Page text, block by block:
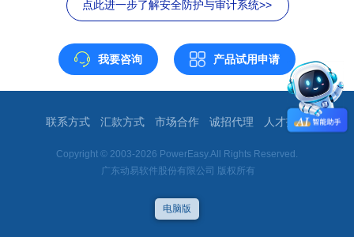
点此进一步了解安全防护与审计系统>>
我要咨询 产品试用申请
联系方式 汇款方式 市场合作 诚招代理 人才招聘
Copyright © 2003-2026 PowerEasy.All Rights Reserved.
广东动易软件股份有限公司 版权所有
电脑版